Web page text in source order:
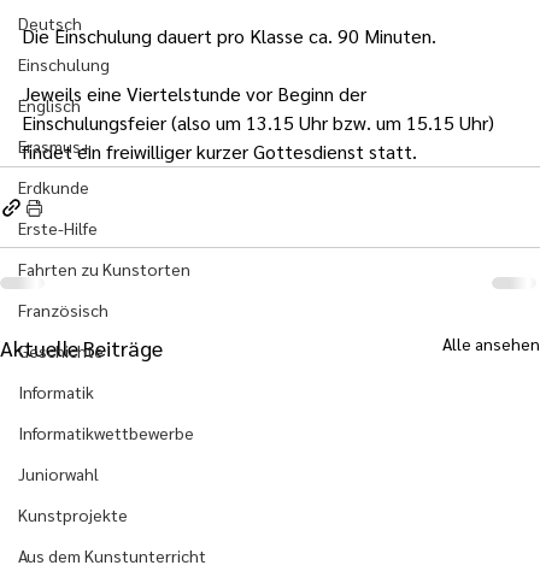
Deutsch
Einschulung
Englisch
Erasmus+
Erdkunde
Erste-Hilfe
Fahrten zu Kunstorten
Französisch
Geschichte
Informatik
Informatikwettbewerbe
Juniorwahl
Kunstprojekte
Aus dem Kunstunterricht
Die Einschulung dauert pro Klasse ca. 90 Minuten.
Jeweils eine Viertelstunde vor Beginn der
Einschulungsfeier (also um 13.15 Uhr bzw. um 15.15 Uhr)
findet ein freiwilliger kurzer Gottesdienst statt.
Aktuelle Beiträge Alle ansehen